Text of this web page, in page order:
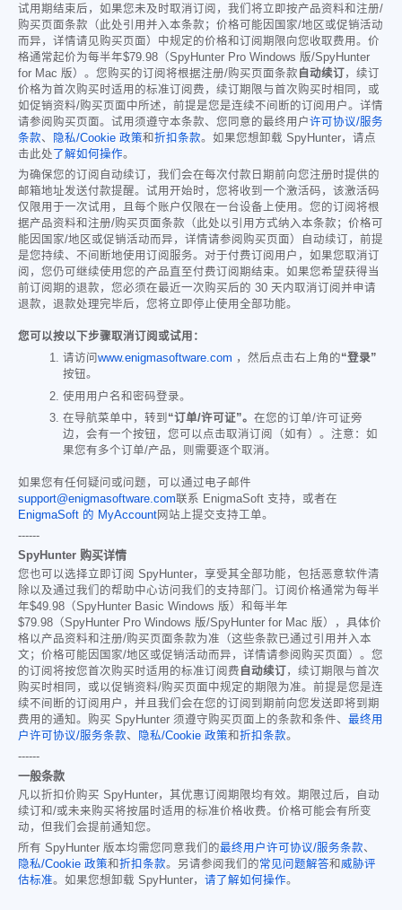
试用期结束后，如果您未及时取消订阅，我们将立即按产品资料和注册/
购买页面条款（此处引用并入本条款；价格可能因国家/地区或促销活动
而异，详情请见购买页面）中规定的价格和订阅期限向您收取费用。价
格通常起价为每半年$79.98 （SpyHunter Pro Windows 版/SpyHunter
for Mac 版）。您购买的订阅将根据注册/购买页面条款 自动续订 ，续订
价格为首次购买时适用的标准订阅费，续订期限与首次购买时相同，或
如促销资料/购买页面中所述，前提是您是连续不间断的订阅用户。详情
请参阅购买页面。试用须遵守本条款、您同意的最终用户许可协议/服务
条款、 隐私/Cookie 政策和折扣条款。如果您想卸载 SpyHunter，请点
击此处 了解如何操作。
为确保您的订阅自动续订，我们会在每次付款日期前向您注册时提供的
邮箱地址发送付款提醒。试用开始时，您将收到一个激活码，该激活码
仅限用于一次试用，且每个账户仅限在一台设备上使用。您的订阅将根
据产品资料和注册/购买页面条款（此处以引用方式纳入本条款；价格可
能因国家/地区或促销活动而异，详情请参阅购买页面）自动续订，前提
是您持续、不间断地使用订阅服务。对于付费订阅用户，如果您取消订
阅，您仍可继续使用您的产品直至付费订阅期结束。如果您希望获得当
前订阅期的退款，您必须在最近一次购买后的 30 天内取消订阅并申请
退款，退款处理完毕后，您将立即停止使用全部功能。
您可以按以下步骤取消订阅或试用：
请访问 www.enigmasoftware.com ，然后点击右上角的“登录”
按钮。
使用用户名和密码登录。
在导航菜单中，转到 “订单/许可证”。 在您的订单/许可证旁
边，会有一个按钮，您可以点击取消订阅（如有）。注意：如
果您有多个订单/产品，则需要逐个取消。
如果您有任何疑问或问题，可以通过电子邮件
support@enigmasoftware.com联系 EnigmaSoft 支持，或者在
EnigmaSoft 的 MyAccount网站上提交支持工单。
------
SpyHunter 购买详情
您也可以选择立即订阅 SpyHunter，享受其全部功能，包括恶意软件清
除以及通过我们的帮助中心访问我们的支持部门。订阅价格通常为每半
年$49.98 （SpyHunter Basic Windows 版）和每半年
$79.98 （SpyHunter Pro Windows 版/SpyHunter for Mac 版），具体价
格以产品资料和注册/购买页面条款为准（这些条款已通过引用并入本
文；价格可能因国家/地区或促销活动而异，详情请参阅购买页面）。您
的订阅将按您首次购买时适用的标准订阅费 自动续订，续订期限与首次
购买时相同，或以促销资料/购买页面中规定的期限为准。前提是您是连
续不间断的订阅用户，并且我们会在您的订阅到期前向您发送即将到期
费用的通知。购买 SpyHunter 须遵守购买页面上的条款和条件、 最终用
户许可协议/服务条款、 隐私/Cookie 政策和折扣条款。
------
一般条款
凡以折扣价购买 SpyHunter，其优惠订阅期限均有效。期限过后，自动
续订和/或未来购买将按届时适用的标准价格收费。价格可能会有所变
动，但我们会提前通知您。
所有 SpyHunter 版本均需您同意我们的最终用户许可协议/服务条款、
隐私/Cookie 政策和折扣条款。另请参阅我们的常见问题解答和 威胁评
估标准。如果您想卸载 SpyHunter， 请了解如何操作。